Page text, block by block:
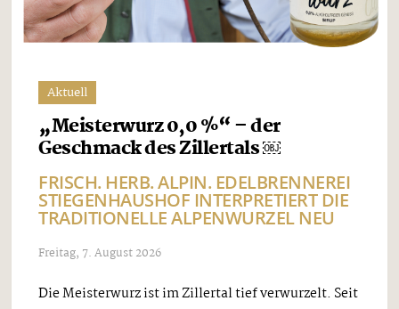
Aktuell
„Meisterwurz 0,0 %“ – der
Geschmack des Zillertals ￼
FRISCH. HERB. ALPIN. EDELBRENNEREI
STIEGENHAUSHOF INTERPRETIERT DIE
TRADITIONELLE ALPENWURZEL NEU
Freitag, 7. August 2026
Die Meisterwurz ist im Zillertal tief verwurzelt. Seit